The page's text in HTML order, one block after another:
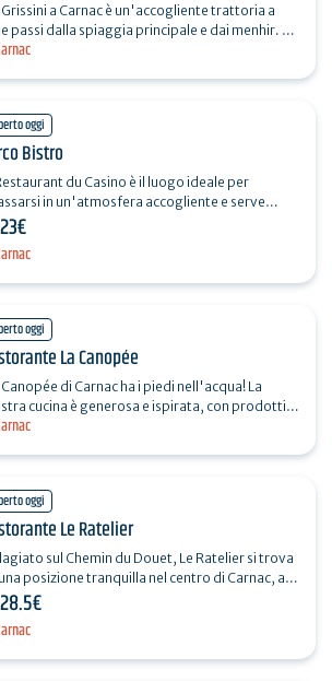
Grissini a Carnac è un'accogliente trattoria a
passi dalla spiaggia principale e dai menhir. Le
è la storia di due amici, Charly e…
oggi
Bistro
du Casino è il luogo ideale per
in un'atmosfera accogliente e serve
freschi locali di stagione. Il ristorante
23€
oggi
La Canopée
Canopée di Carnac ha i piedi nell'acqua! La
cucina è generosa e ispirata, con prodotti
selezionati. In un'atmosfera
oggi
Le Ratelier
sul Chemin du Douet, Le Ratelier si trova
posizione tranquilla nel centro di Carnac, a
strada tra gli Alignements e le…
28.5€